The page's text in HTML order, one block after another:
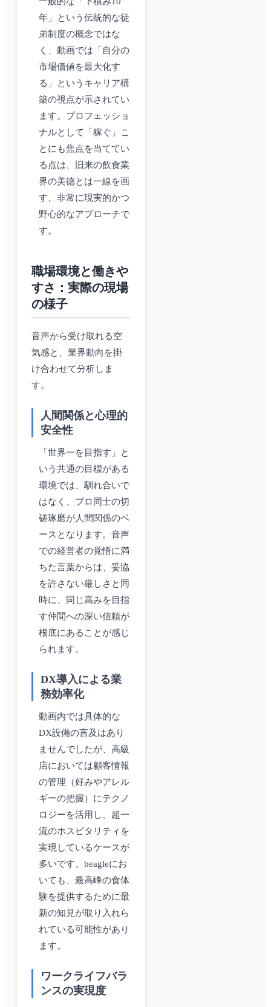
年」という伝統的な徒
弟制度の概念ではな
く、動画では「自分の
市場価値を最大化す
る」というキャリア構
築の視点が示されてい
ます。プロフェッショ
ナルとして「稼ぐ」こ
とにも焦点を当ててい
る点は、旧来の飲食業
界の美徳とは一線を画
す、非常に現実的かつ
野心的なアプローチで
す。
職場環境と働きや
すさ：実際の現場
の様子
音声から受け取れる空
気感と、業界動向を掛
け合わせて分析しま
す。
人間関係と心理的
安全性
「世界一を目指す」と
いう共通の目標がある
環境では、馴れ合いで
はなく、プロ同士の切
磋琢磨が人間関係のベ
ースとなります。音声
での経営者の覚悟に満
ちた言葉からは、妥協
を許さない厳しさと同
時に、同じ高みを目指
す仲間への深い信頼が
根底にあることが感じ
られます。
DX導入による業
務効率化
動画内では具体的な
DX設備の言及はあり
ませんでしたが、高級
店においては顧客情報
の管理（好みやアレル
ギーの把握）にテクノ
ロジーを活用し、超一
流のホスピタリティを
実現しているケースが
多いです。beagleにお
いても、最高峰の食体
験を提供するために最
新の知見が取り入れら
れている可能性があり
ます。
ワークライフバラ
ンスの実現度